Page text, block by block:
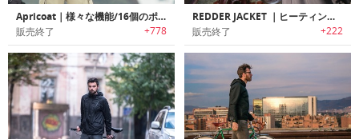
Apricoat｜様々な機能/16個のポケットを搭載したアドベンチャージャケット「アプリコート」
販売終了 +778
REDDER JACKET ｜ヒーティング機能搭載アウトドアジャケット「レッダージャケット」
販売終了 +222